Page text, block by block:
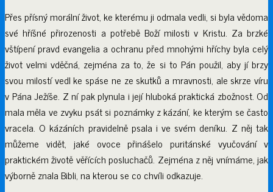
Přes přísný morální život, ke kterému ji odmala vedli, si byla vědoma
své hříšné přirozenosti a potřebě Boží milosti v Kristu. Za brzké
vštípení pravd evangelia a ochranu před mnohými hříchy byla celý
život velmi vděčná, zejména za to, že si to Pán použil, aby jí brzy
svou milostí vedl ke spáse ne ze skutků a mravnosti, ale skrze víru
v Pána Ježíše. Z ní pak plynula i její hluboká praktická zbožnost. Od
mala měla ve zvyku psát si poznámky z kázání, ke kterým se často
vracela. O kázáních pravidelně psala i ve svém deníku. Z něj tak
můžeme vidět, jaké ovoce přinášelo puritánské vyučování v
praktickém životě věřících posluchačů. Zejména z něj vnímáme, jak
výborně znala Bibli, na kterou se co chvíli odkazuje.